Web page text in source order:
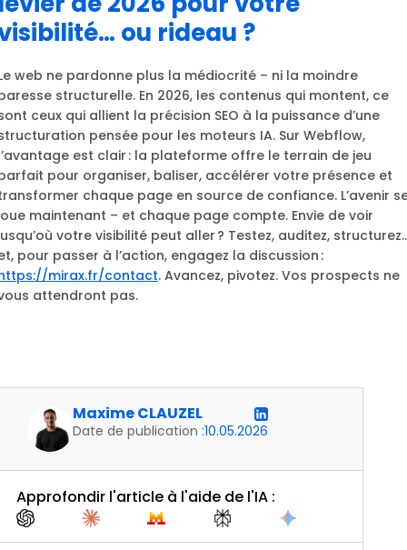
Maxime CLAUZEL
Date de publication :10.05.2026
Approfondir l'article à l'aide de l'IA :
ou rideau ?
web ne pardonne plus la médiocrité – ni la moindre
structurelle. En 2026, les contenus qui montent, ce
ceux qui allient la précision SEO à la puissance d’une
pensée pour les moteurs IA. Sur Webflow,
est clair : la plateforme offre le terrain de jeu
pour organiser, baliser, accélérer votre présence et
chaque page en source de confiance. L’avenir
maintenant – et chaque page compte. Envie de voir
votre visibilité peut aller ? Testez, auditez,
pour passer à l’action, engagez la discussion :
mirax.fr/contact. Avancez, pivotez. Vos prospects ne
attendront pas.